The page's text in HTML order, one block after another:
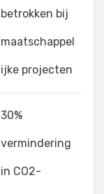
betrokken bij
maatschappel
ijke projecten
30%
vermindering
in CO2-